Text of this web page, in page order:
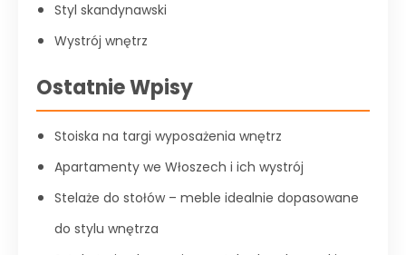
Styl skandynawski
Wystrój wnętrz
Ostatnie Wpisy
Stoiska na targi wyposażenia wnętrz
Apartamenty we Włoszech i ich wystrój
Stelaże do stołów – meble idealnie dopasowane
do stylu wnętrza